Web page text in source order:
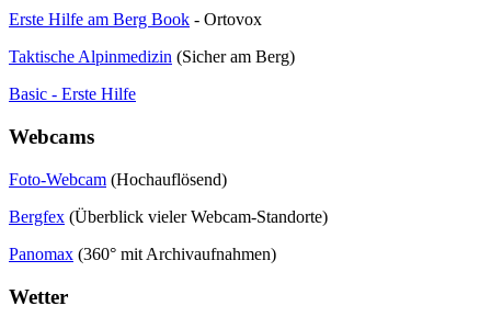
Erste Hilfe am Berg Book - Ortovox
Taktische Alpinmedizin (Sicher am Berg)
Basic - Erste Hilfe
Webcams
Foto-Webcam (Hochauflösend)
Bergfex (Überblick vieler Webcam-Standorte)
Panomax (360° mit Archivaufnahmen)
Wetter